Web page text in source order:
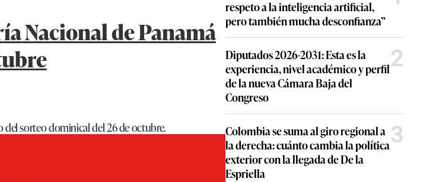
Nacional de Panamá
del sorteo dominical del 26 de octubre.
respeto a la inteligencia artificial,
pero también mucha desconfianza”
Diputados 2026-2031: Esta es la
experiencia, nivel académico y perfil
de la nueva Cámara Baja del
Congreso
2
Colombia se suma al giro regional a
la derecha: cuánto cambia la política
exterior con la llegada de De la
Espriella
3